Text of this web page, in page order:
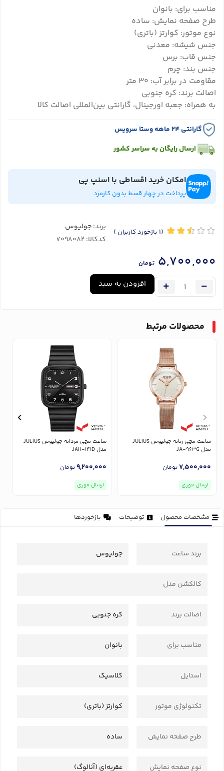
مناسب برای: بانوان
طرح صفحه نمایش: ساده
نوع موتور: کوارتز (باتری)
جنس شیشه: معدنی
جنس قاب: برس
جنس بند: چرم
مقاومت در برابر آب: 30 متر
اصالت برند: کره جنوبی
به همراه: جعبه اورجینال، گارانتی بین‌المللی اصالت کالا
گارانتی ۲۴ ماهه وستا سرویس
ارسال رایگان به سراسر کشور
امکان خرید اقساطی با اسنپ پی
پرداخت در چهار قسط بدون کارمزد
(1 بازخورد کاربران ) برند:جولیوس
کدکالا:
5,700,000 تومان
افزودن به سبد
محصولات مرتبط
ساعت مچی زنانه جولیوس JULIUS
مدل JA-963G
7,500,000تومان
ارسال فوری
ساعت مچی مردانه جولیوس JULIUS
مدل JAH-141D
9,200,000تومان
ارسال فوری
مشخصات محصول توضیحات بازخوردها
برند ساعت جولیوس
کالکشن مدل
اصالت برند کره جنوبی
مناسب برای بانوان
استایل کلاسیک
تکنولوژی موتور کوارتز (باتری)
طرح صفحه نمایش ساده
نوع صفحه نمایش عقربه‌ای (آنالوگ)